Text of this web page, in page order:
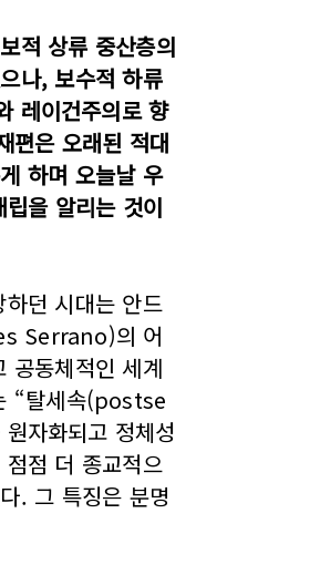
적 상류 중산층의
나, 보수적 하류
레이건주의로 향
편은 오래된 적대
하며 오늘날 우
을 알리는 것이
던 시대는 안드
Serrano)의 어
공동체적인 세계
“탈세속(postse
자화되고 정체성
점 더 종교적으
. 그 특징은 분명